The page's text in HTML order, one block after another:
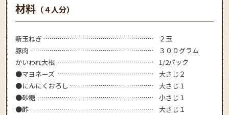
材料 （４人分）
新玉ねぎ
２玉
豚肉
３００グラム
かいわれ大根
1/2パック
●マヨネーズ
大さじ２
●にんにくおろし
大さじ１
●砂糖
小さじ１
●酢
大さじ１